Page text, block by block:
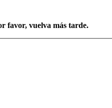
favor, vuelva más tarde.